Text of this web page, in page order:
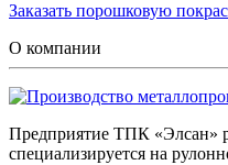
Заказать порошковую
О компании
Предприятие ТПК «Элсан»
специализируется на